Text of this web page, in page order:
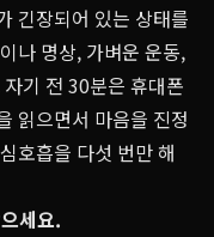
긴장되어 있는 상태를
나 명상, 가벼운 운동,
기 전 30분은 휴대폰
읽으면서 마음을 진정
호흡을 다섯 번만 해
세요.